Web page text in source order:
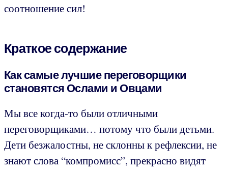
соотношение сил!
Краткое содержание
Как самые лучшие переговорщики
становятся Ослами и Овцами
Мы все когда-то были отличными
переговорщиками… потому что были детьми.
Дети безжалостны, не склонны к рефлексии, не
знают слова “компромисс”, прекрасно видят